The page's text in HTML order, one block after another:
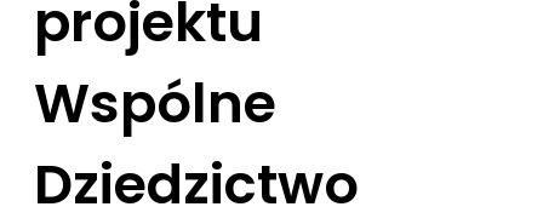
projektu
Wspólne
Dziedzictwo